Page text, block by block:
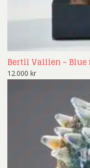
Bertil Vallien – Blue
12.000 kr